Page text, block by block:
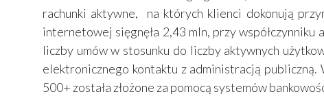
rachunki aktywne, na których klienci dokonują
internetowej sięgnęła 2,43 mln, przy
liczby umów w stosunku do liczby aktywnych
elektronicznego kontaktu z administracją publiczną.
500+ została złożone za pomocą systemów